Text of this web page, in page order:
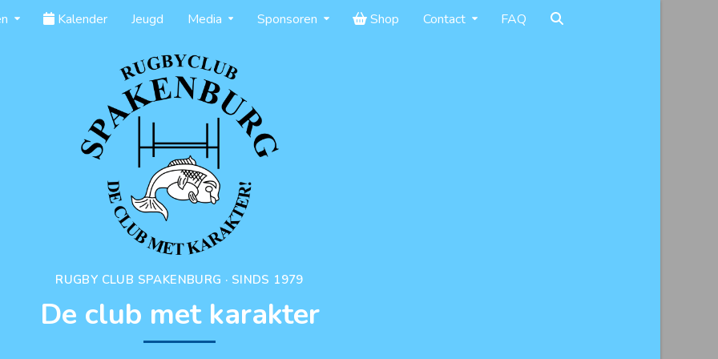
Kalender Jeugd Media Sponsoren Shop Contact FAQ
RUGBY CLUB SPAKENBURG · SINDS 1979
De club met karakter